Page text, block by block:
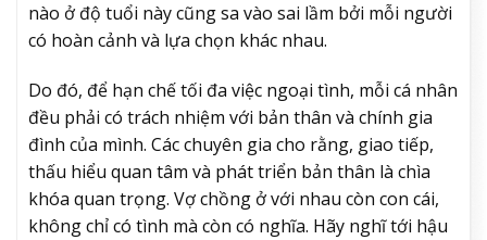
nào ở độ tuổi này cũng sa vào sai lầm bởi mỗi người
có hoàn cảnh và lựa chọn khác nhau.
Do đó, để hạn chế tối đa việc ngoại tình, mỗi cá nhân
đều phải có trách nhiệm với bản thân và chính gia
đình của mình. Các chuyên gia cho rằng, giao tiếp,
thấu hiểu quan tâm và phát triển bản thân là chìa
khóa quan trọng. Vợ chồng ở với nhau còn con cái,
không chỉ có tình mà còn có nghĩa. Hãy nghĩ tới hậu